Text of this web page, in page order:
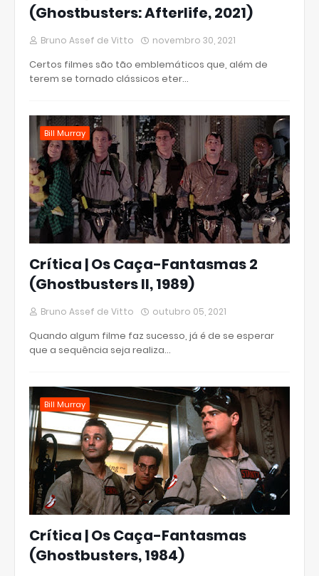
(Ghostbusters: Afterlife, 2021)
Bruno Assef de Vitto novembro 30, 2021
Certos filmes são tão emblemáticos que, além de
terem se tornado clássicos eter…
Bill Murray
Crítica | Os Caça-Fantasmas 2
(Ghostbusters II, 1989)
Bruno Assef de Vitto outubro 05, 2021
Quando algum filme faz sucesso, já é de se esperar
que a sequência seja realiza…
Bill Murray
Crítica | Os Caça-Fantasmas
(Ghostbusters, 1984)